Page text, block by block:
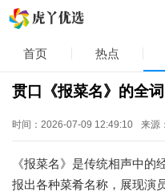
首页 热点
贯口《报菜名》的全词
时间：2026-07-09 12:49:10 来源：
《报菜名》是传统相声中
报出各种菜肴名称，展现演